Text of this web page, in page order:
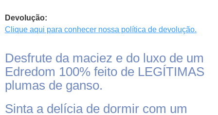
Devolução:
Clique aqui para conhecer nossa política de devolução.
Desfrute da maciez e do luxo de um
Edredom 100% feito de LEGÍTIMAS
plumas de ganso.
Sinta a delícia de dormir com um